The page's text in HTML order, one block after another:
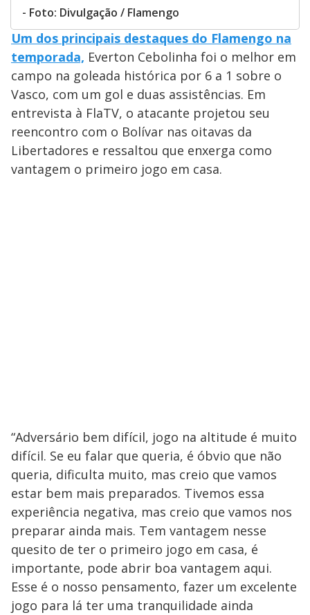
- Foto: Divulgação / Flamengo
Um dos principais destaques do Flamengo na
temporada, Everton Cebolinha foi o melhor em
campo na goleada histórica por 6 a 1 sobre o
Vasco, com um gol e duas assistências. Em
entrevista à FlaTV, o atacante projetou seu
reencontro com o Bolívar nas oitavas da
Libertadores e ressaltou que enxerga como
vantagem o primeiro jogo em casa.
“Adversário bem difícil, jogo na altitude é muito
difícil. Se eu falar que queria, é óbvio que não
queria, dificulta muito, mas creio que vamos
estar bem mais preparados. Tivemos essa
experiência negativa, mas creio que vamos nos
preparar ainda mais. Tem vantagem nesse
quesito de ter o primeiro jogo em casa, é
importante, pode abrir boa vantagem aqui.
Esse é o nosso pensamento, fazer um excelente
jogo para lá ter uma tranquilidade ainda